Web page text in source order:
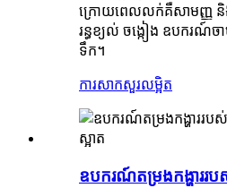
ក្រោយពេលលក់គឺសាមញ្ញ និ
រន្ធខ្យល់ ចង្កៀង ឧបករណ៍
ទឹក។
ការសាកសួរលម្អិត
ឧបករណ៍តម្រងកង្ហាររ